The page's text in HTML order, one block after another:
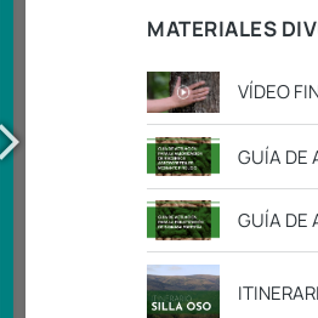
MATERIALES
VÍDEO
GUÍA DE
GUÍA DE